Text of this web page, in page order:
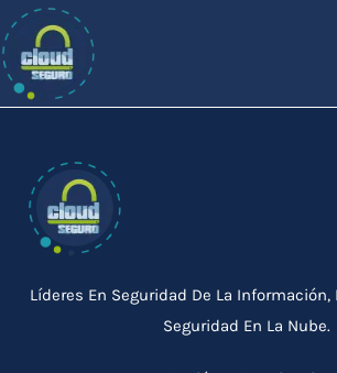
Saltar
al
contenido
Líderes En Seguridad De La
Seguridad En La Nube.